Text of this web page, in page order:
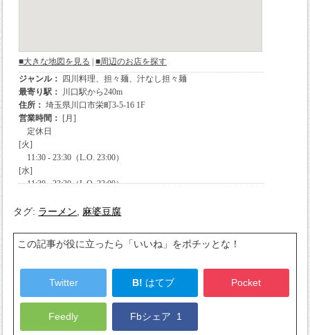
タグ: ラーメン, 麻婆豆腐
この記事が役に立ったら「いいね」をポチッとな！
Twitter B! はてブ Pocket
Feedly Fbシェア 1